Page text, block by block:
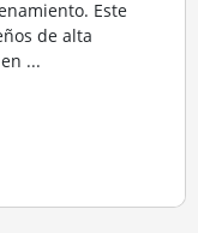
Este
de alta
...